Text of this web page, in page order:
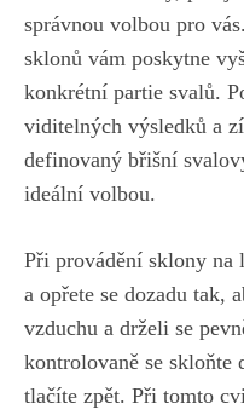
správnou volbou pro
sklonů vám poskytne
konkrétní partie svalů.
viditelných‌ výsledků a
definovaný ⁤břišní
ideální volbou.
Při provádění sklony na
a opřete se dozadu tak,
vzduchu a drželi se
kontrolovaně se skloňte
tlačíte zpět. Při tomto